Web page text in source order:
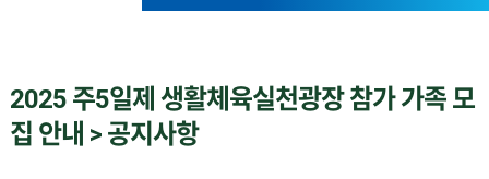
2025 주5일제 생활체육실천광장 참가 가족 모
집 안내 > 공지사항